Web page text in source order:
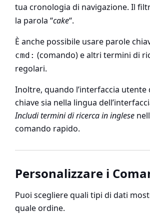
tua cronologia di navigazione. Il
la parola “cake“.
È anche possibile usare parole
cmd: (comando) e altri termini di
regolari.
Inoltre, quando l’interfaccia
chiave sia nella lingua
Includi termini di ricerca in inglese
comando rapido.
Personalizzare i
Puoi scegliere quali tipi di dati
quale ordine.